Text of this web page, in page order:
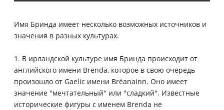
Имя Бринда имеет несколько возможных источников и
значения в разных культурах.
1. В ирландской культуре имя Бринда происходит от
английского имени Brenda, которое в свою очередь
произошло от Gaelic имени Bréanainn. Оно имеет
значение "мечтательный" или "сладкий". Известные
исторические фигуры с именем Brenda не